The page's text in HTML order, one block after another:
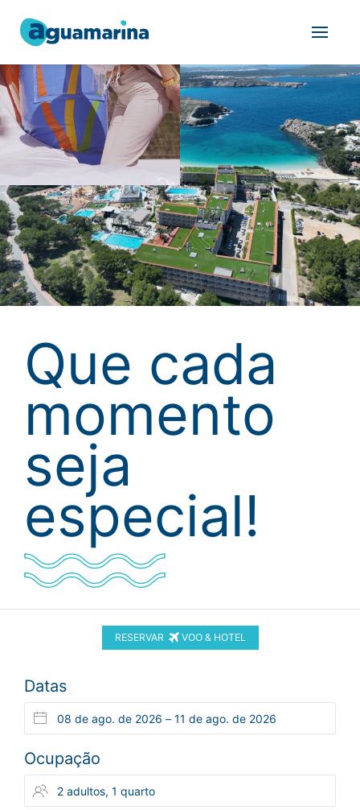
Que cada
momento
seja
especial!
RESERVAR VOO & HOTEL
Datas
Ocupação